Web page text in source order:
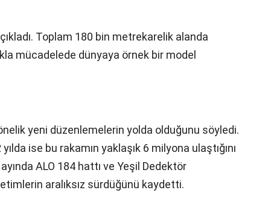
Toplam 180 bin metrekarelik alanda
mücadelede dünyaya örnek bir model
yeni düzenlemelerin yolda olduğunu söyledi.
ise bu rakamın yaklaşık 6 milyona ulaştığını
ALO 184 hattı ve Yeşil Dedektör
aralıksız sürdüğünü kaydetti.